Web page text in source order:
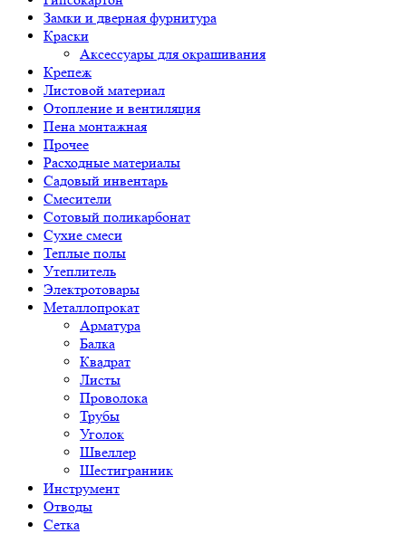
Замки и дверная фурнитура
Краски
Аксессуары для окрашивания
Крепеж
Листовой материал
Отопление и вентиляция
Пена монтажная
Прочее
Расходные материалы
Садовый инвентарь
Смесители
Сотовый поликарбонат
Сухие смеси
Теплые полы
Утеплитель
Электротовары
Металлопрокат
Арматура
Балка
Квадрат
Листы
Проволока
Трубы
Уголок
Швеллер
Шестигранник
Инструмент
Отводы
Сетка